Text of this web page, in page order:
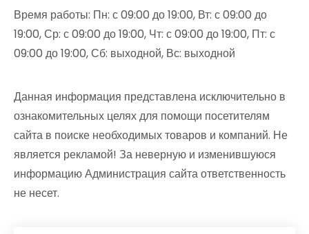
Время работы: Пн: с 09:00 до 19:00, Вт: с 09:00 до
19:00, Ср: с 09:00 до 19:00, Чт: с 09:00 до 19:00, Пт: с
09:00 до 19:00, Сб: выходной, Вс: выходной
Данная информация представлена исключительно в
ознакомительных целях для помощи посетителям
сайта в поиске необходимых товаров и компаний. Не
является рекламой! За неверную и изменившуюся
информацию Администрация сайта ответственность
не несет.